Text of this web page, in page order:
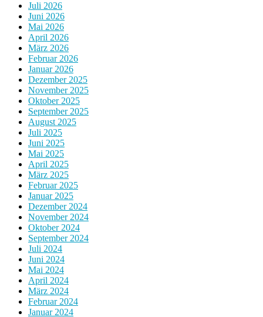
Juli 2026
Juni 2026
Mai 2026
April 2026
März 2026
Februar 2026
Januar 2026
Dezember 2025
November 2025
Oktober 2025
September 2025
August 2025
Juli 2025
Juni 2025
Mai 2025
April 2025
März 2025
Februar 2025
Januar 2025
Dezember 2024
November 2024
Oktober 2024
September 2024
Juli 2024
Juni 2024
Mai 2024
April 2024
März 2024
Februar 2024
Januar 2024